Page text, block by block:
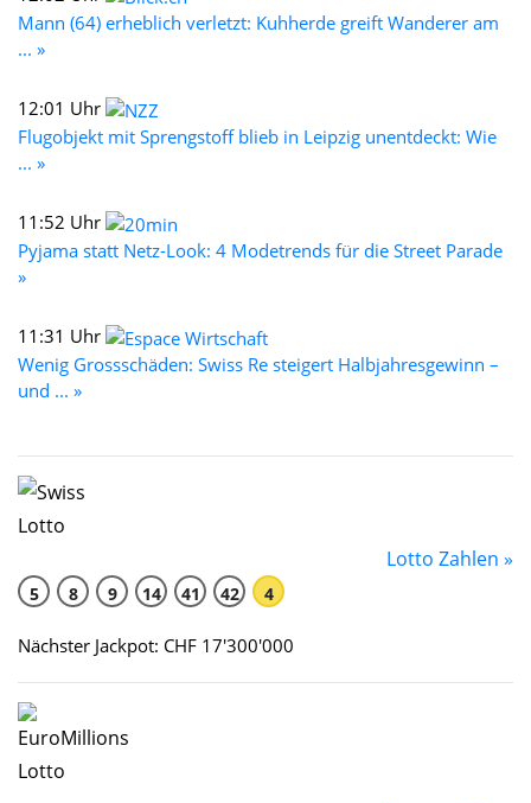
Mann (64) erheblich verletzt: Kuhherde greift Wanderer am
... »
12:01 Uhr
Flugobjekt mit Sprengstoff blieb in Leipzig unentdeckt: Wie
... »
11:52 Uhr
Pyjama statt Netz-Look: 4 Modetrends für die Street Parade
»
11:31 Uhr
Wenig Grossschäden: Swiss Re steigert Halbjahresgewinn –
und ... »
Lotto Zahlen »
5 8 9 14 41 42 4
Nächster Jackpot: CHF 17'300'000